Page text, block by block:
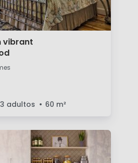
vibrant
3 adultos 60 m²